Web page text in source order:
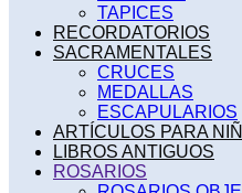
TAPICES
RECORDATORIOS
SACRAMENTALES
CRUCES
MEDALLAS
ESCAPULARIOS
ARTÍCULOS PARA
LIBROS ANTIGUOS
ROSARIOS